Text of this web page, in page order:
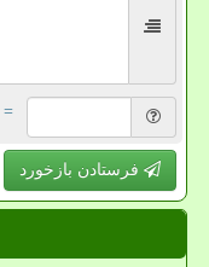
= ۳ بعلاوه ۴
فرستادن بازخورد